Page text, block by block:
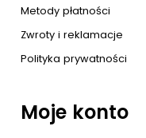
Metody płatności
Zwroty i reklamacje
Polityka prywatności
Moje konto